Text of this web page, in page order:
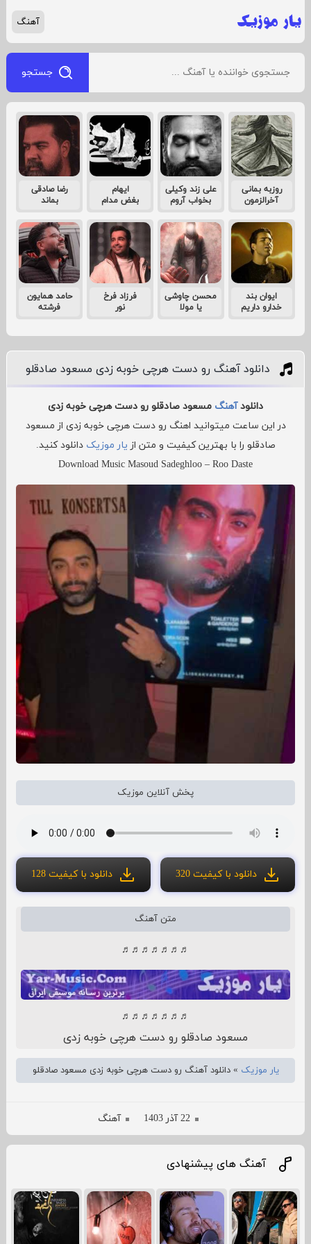
آهنگ
جستجو
روزبه بمانی
آخرالزمون
علی زند وکیلی
بخواب آروم
ایهام
بغض مدام
رضا صادقی
بماند
ایوان بند
خدارو داریم
محسن چاوشی
یا مولا
فرزاد فرخ
نور
حامد همایون
فرشته
دانلود آهنگ رو دست هرچی خوبه زدی مسعود صادقلو
دانلودآهنگ مسعود صادقلو رو دست هرچی خوبه زدی
در این ساعت میتوانید اهنگ رو دست هرچی خوبه زدی از مسعود
صادقلو را با بهترین کیفیت و متن از یار موزیک دانلود کنید.
Download Music Masoud Sadeghloo – Roo Daste
پخش آنلاین موزیک
دانلود با کیفیت 320 دانلود با کیفیت 128
متن آهنگ
♬♬♬♬♬♬♬
♬♬♬♬♬♬♬
مسعود صادقلو رو دست هرچی خوبه زدی
یار موزیک »دانلود آهنگ رو دست هرچی خوبه زدی مسعود صادقلو
22 آذر 1403 آهنگ
آهنگ های پیشنهادی